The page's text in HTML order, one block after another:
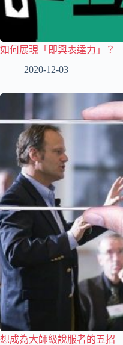
如何展現「即興表達力」？
2020-12-03
想成為大師級說服者的五招